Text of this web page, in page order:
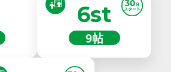
6st
9帖